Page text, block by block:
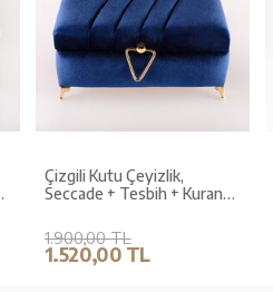
Çizgili Kutu Çeyizlik,
Seccade + Tesbih + Kuran
Kadife, Lacivert, Elif-Vav)
1.900,00 TL
1.520,00 TL